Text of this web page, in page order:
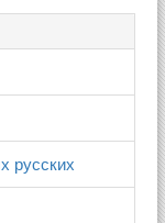
русских